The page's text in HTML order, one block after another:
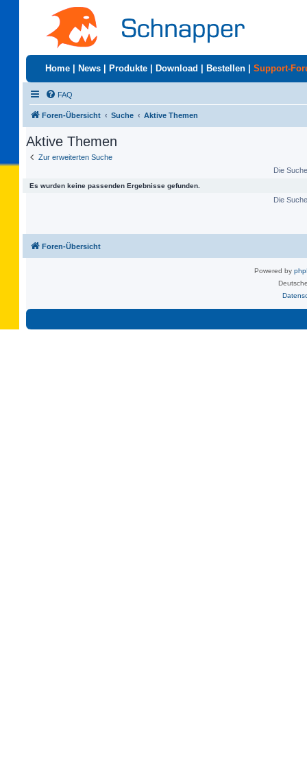
Home News Produkte Download Bestellen Support-
FAQ
Foren-Übersicht Suche Aktive Themen
Aktive Themen
Zur erweiterten Suche
Die
Es wurden keine passenden Ergebnisse gefunden.
Die
Foren-Übersicht
Powered by